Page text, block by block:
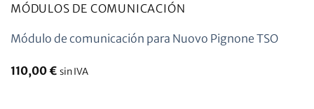
MÓDULOS DE COMUNICACIÓN
Módulo de comunicación para Nuovo Pignone TSO
110,00€ sin IVA